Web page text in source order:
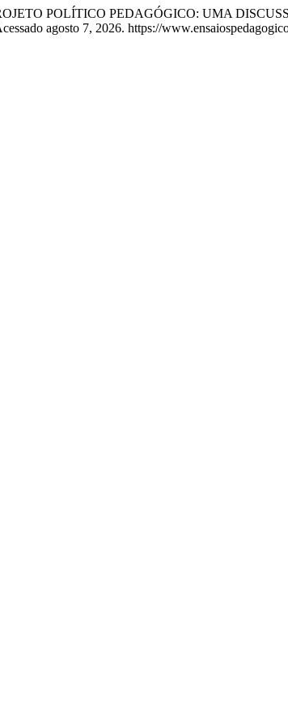
POLÍTICO PEDAGÓGICO: UMA
agosto 7, 2026. https://